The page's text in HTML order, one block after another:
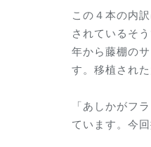
この４本の内
されているそ
年から藤棚の
す。移植され
「あしかがフ
ています。今